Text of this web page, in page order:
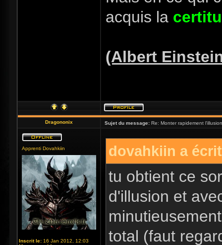
acquis la
(Albert
Dragononix Sujet du message: Re: Monter rapidement
Apprenti Dovahkiin
Inscrit le: 16 Jan 2012, 12:03
dovahkiin a
tu obtient ce
d'illusion et
total (faut